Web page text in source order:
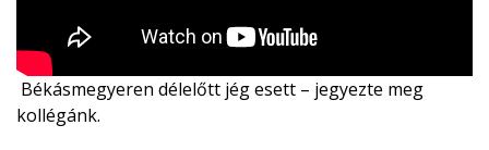
Békásmegyeren délelőtt jég esett – jegyezte meg
kollégánk.